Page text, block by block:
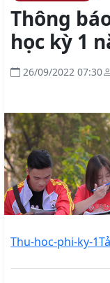
Thông
học kỳ 1
26/09/2022 07:30
Thu-hoc-phi-ky-1